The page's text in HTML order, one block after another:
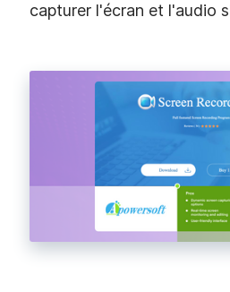
capturer l'écran et l'audio